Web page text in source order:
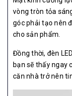
vòng tròn tỏa
góc phải tạo nên
cho sản phẩm.
Đồng thời, đèn
bạn sẽ thấy ngay
căn nhà trở nên